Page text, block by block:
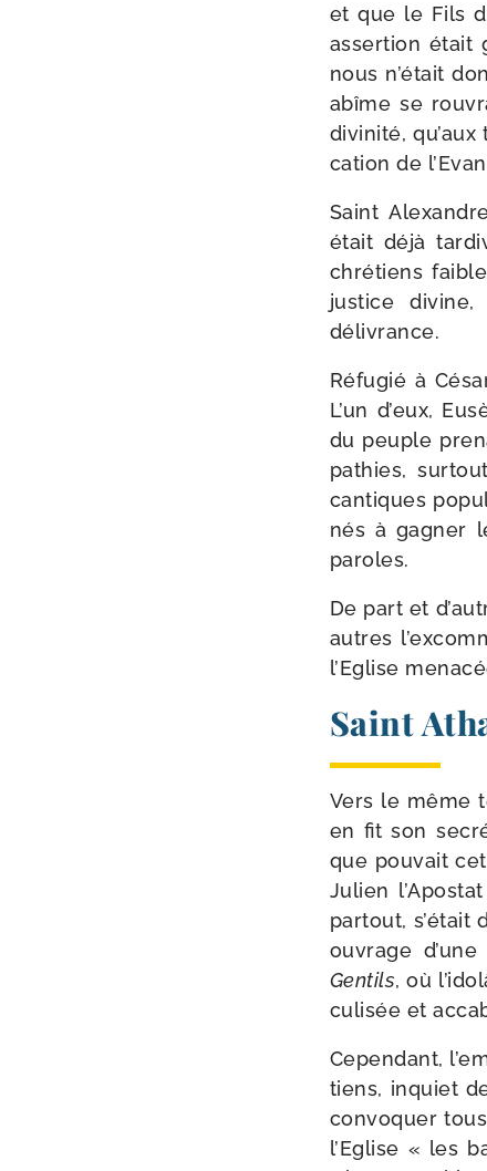
et que le Fils
asser­tion était
nous n’était
abîme se
divi­ni­té,
ca­tion de
Saint
était déjà
chré­tiens
jus­tice
délivrance.
Réfugié à
L’un d’eux,
du peuple
pa­thies,
can­tiques
nés à gagner
paroles.
De part et
autres
l’Eglise
Saint
Vers le même
en fit son
que pou­vait
Julien
par­tout, s’é­tait
ouvrage
Gentils, où
cu­li­sée et
Cependant,
tiens, inquiet
convo­quer
l’Eglise « les